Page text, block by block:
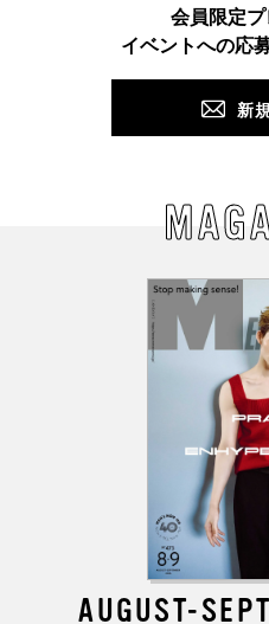
会員限定
イベントへの応
新
AUGUST-